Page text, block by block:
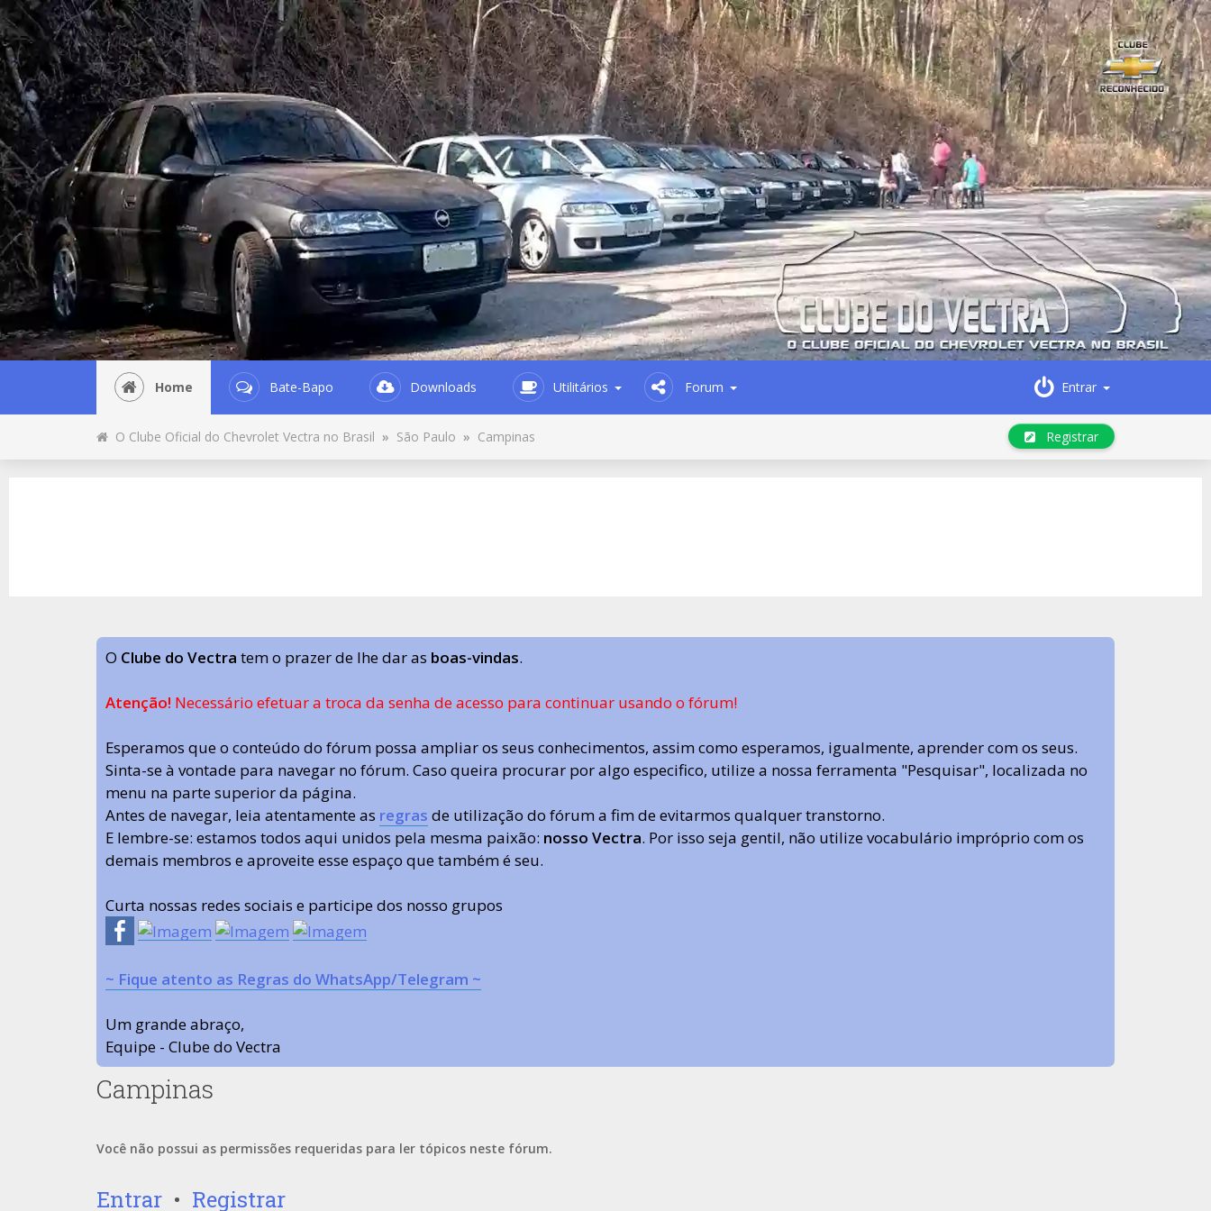
Home Bate-Bapo Downloads Utilitários Forum Entrar
O Clube Oficial do Chevrolet Vectra no Brasil » São Paulo » Campinas Registrar
O Clube do Vectra tem o prazer de lhe dar as boas-vindas.
Atenção! Necessário efetuar a troca da senha de acesso para continuar usando o fórum!
Esperamos que o conteúdo do fórum possa ampliar os seus conhecimentos, assim como esperamos, igualmente, aprender com os seus.
Sinta-se à vontade para navegar no fórum. Caso queira procurar por algo especifico, utilize a nossa ferramenta "Pesquisar", localizada no
menu na parte superior da página.
Antes de navegar, leia atentamente as regras de utilização do fórum a fim de evitarmos qualquer transtorno.
E lembre-se: estamos todos aqui unidos pela mesma paixão: nosso Vectra. Por isso seja gentil, não utilize vocabulário impróprio com os
demais membros e aproveite esse espaço que também é seu.
Curta nossas redes sociais e participe dos nosso grupos
~ Fique atento as Regras do WhatsApp/Telegram ~
Um grande abraço,
Equipe - Clube do Vectra
Campinas
Você não possui as permissões requeridas para ler tópicos neste fórum.
Entrar • Registrar